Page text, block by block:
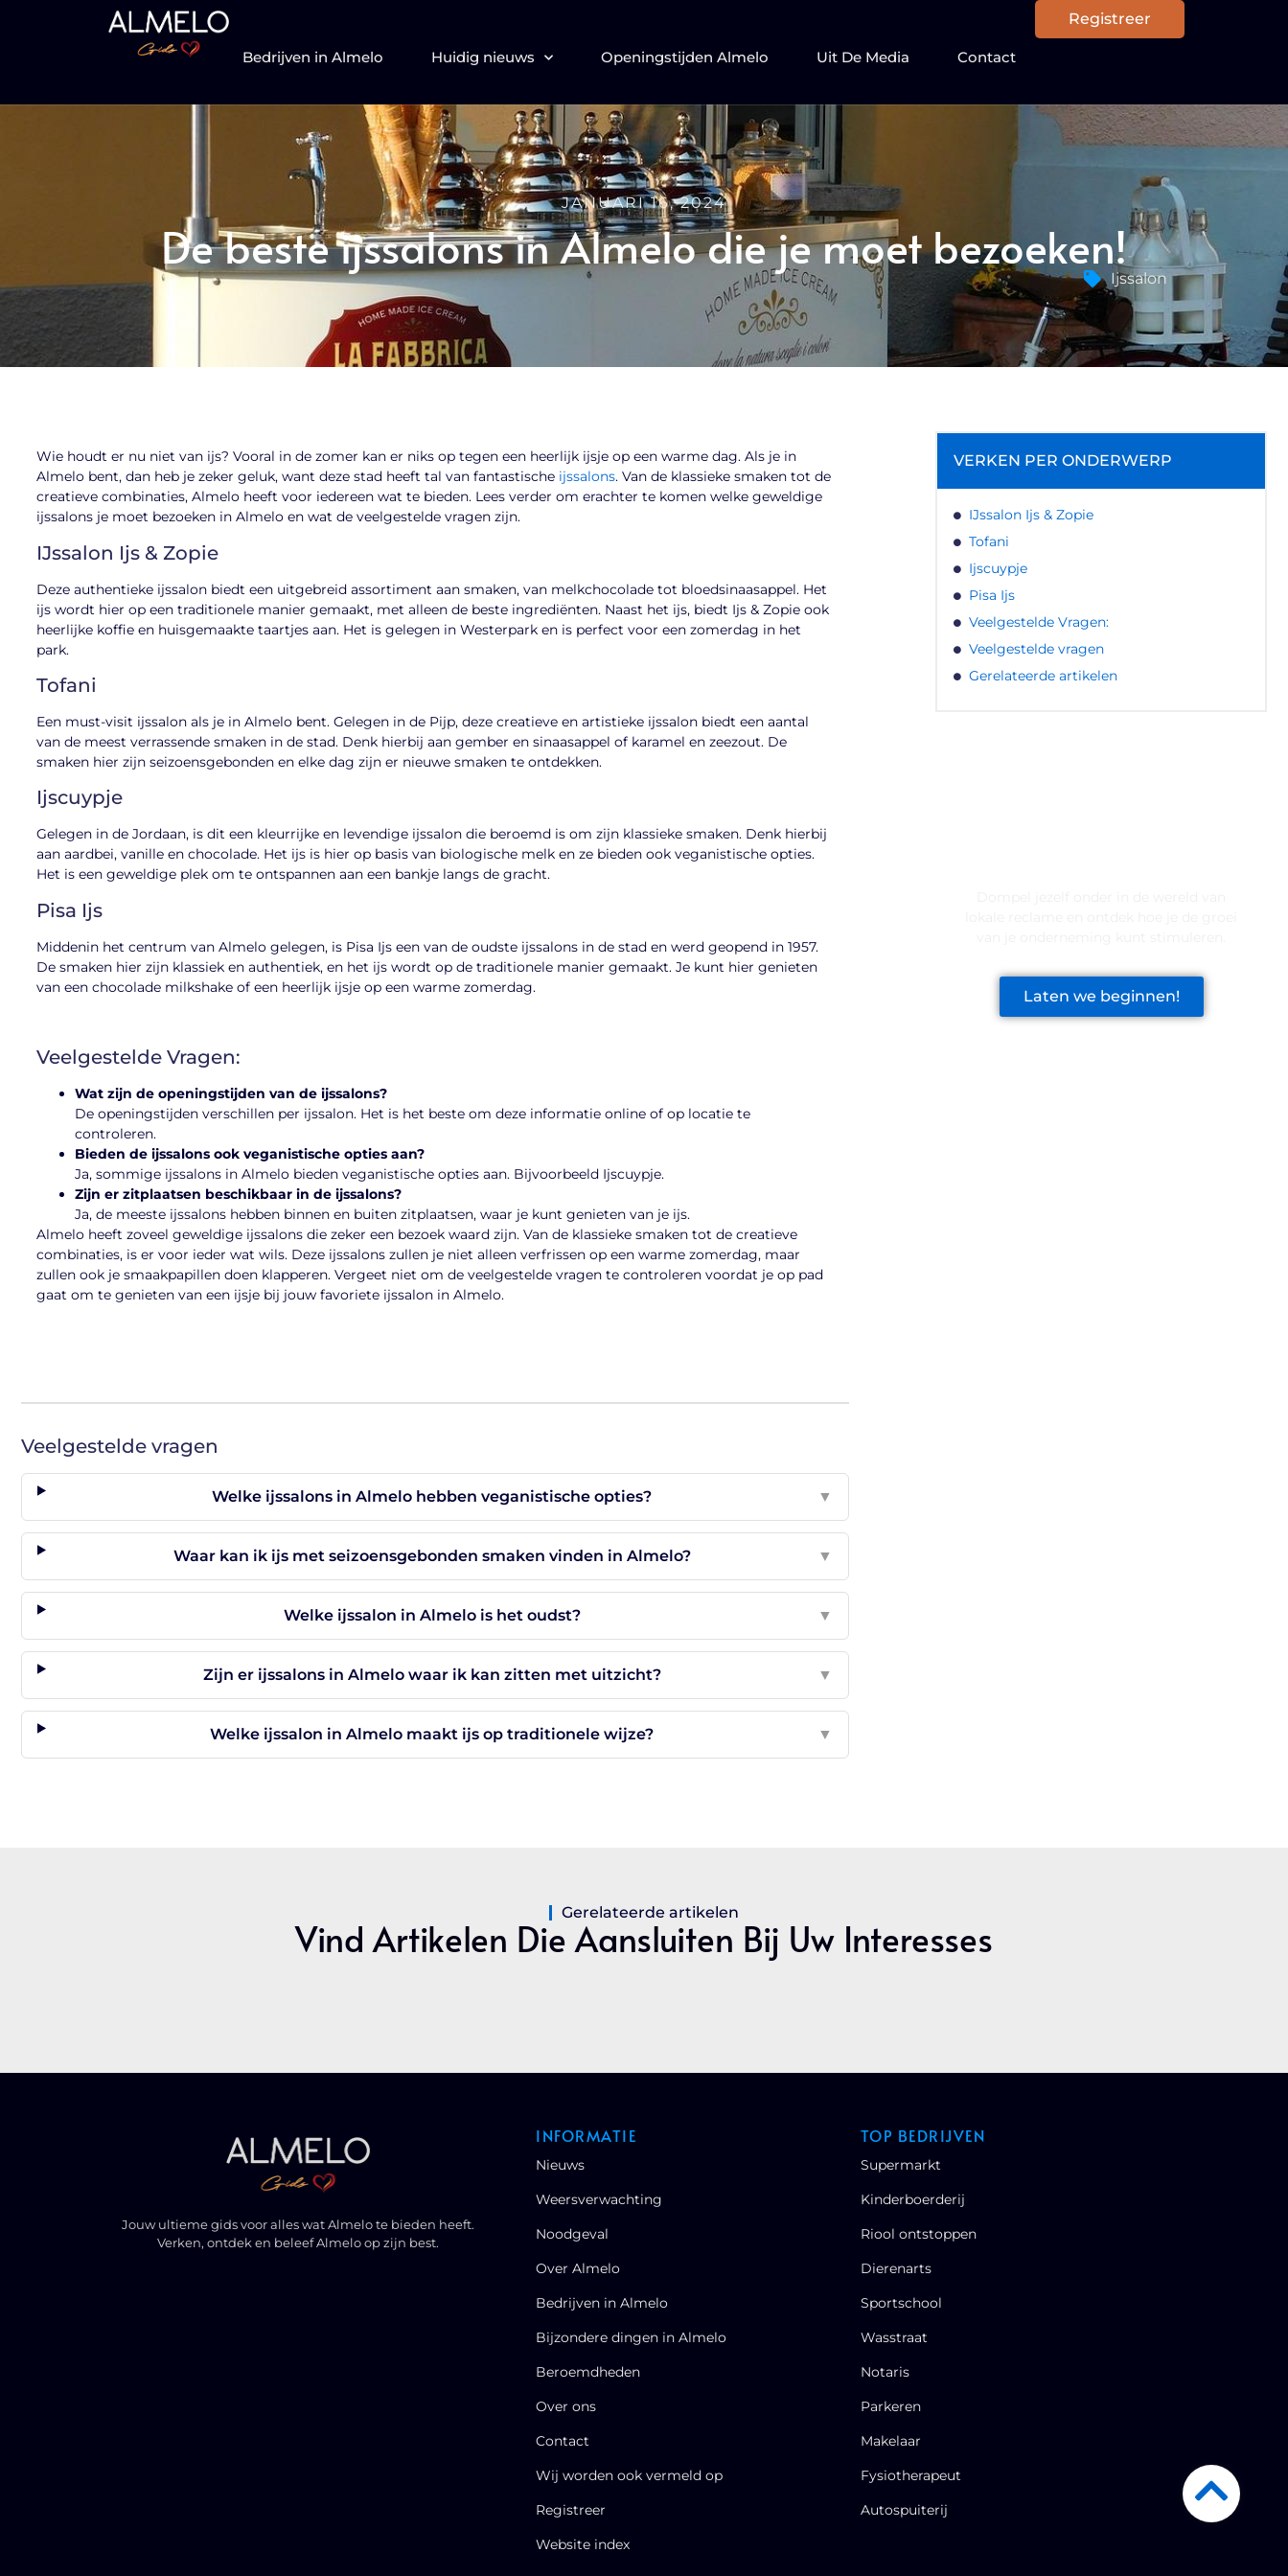
Bedrijven in Almelo Huidig nieuws Openingstijden Almelo Uit De Media Contact
Registreer
JANUARI 16, 2024
De beste ijssalons in Almelo die je moet bezoeken!
Ijssalon
Wie houdt er nu niet van ijs? Vooral in de zomer kan er niks op tegen een heerlijk ijsje op een warme dag. Als je in
Almelo bent, dan heb je zeker geluk, want deze stad heeft tal van fantastische ijssalons. Van de klassieke smaken tot de
creatieve combinaties, Almelo heeft voor iedereen wat te bieden. Lees verder om erachter te komen welke geweldige
ijssalons je moet bezoeken in Almelo en wat de veelgestelde vragen zijn.
IJssalon Ijs & Zopie
Deze authentieke ijssalon biedt een uitgebreid assortiment aan smaken, van melkchocolade tot bloedsinaasappel. Het
ijs wordt hier op een traditionele manier gemaakt, met alleen de beste ingrediënten. Naast het ijs, biedt Ijs & Zopie ook
heerlijke koffie en huisgemaakte taartjes aan. Het is gelegen in Westerpark en is perfect voor een zomerdag in het
park.
Tofani
Een must-visit ijssalon als je in Almelo bent. Gelegen in de Pijp, deze creatieve en artistieke ijssalon biedt een aantal
van de meest verrassende smaken in de stad. Denk hierbij aan gember en sinaasappel of karamel en zeezout. De
smaken hier zijn seizoensgebonden en elke dag zijn er nieuwe smaken te ontdekken.
Ijscuypje
Gelegen in de Jordaan, is dit een kleurrijke en levendige ijssalon die beroemd is om zijn klassieke smaken. Denk hierbij
aan aardbei, vanille en chocolade. Het ijs is hier op basis van biologische melk en ze bieden ook veganistische opties.
Het is een geweldige plek om te ontspannen aan een bankje langs de gracht.
Pisa Ijs
Middenin het centrum van Almelo gelegen, is Pisa Ijs een van de oudste ijssalons in de stad en werd geopend in 1957.
De smaken hier zijn klassiek en authentiek, en het ijs wordt op de traditionele manier gemaakt. Je kunt hier genieten
van een chocolade milkshake of een heerlijk ijsje op een warme zomerdag.
Veelgestelde Vragen:
Wat zijn de openingstijden van de ijssalons?
De openingstijden verschillen per ijssalon. Het is het beste om deze informatie online of op locatie te
controleren.
Bieden de ijssalons ook veganistische opties aan?
Ja, sommige ijssalons in Almelo bieden veganistische opties aan. Bijvoorbeeld Ijscuypje.
Zijn er zitplaatsen beschikbaar in de ijssalons?
Ja, de meeste ijssalons hebben binnen en buiten zitplaatsen, waar je kunt genieten van je ijs.
Almelo heeft zoveel geweldige ijssalons die zeker een bezoek waard zijn. Van de klassieke smaken tot de creatieve
combinaties, is er voor ieder wat wils. Deze ijssalons zullen je niet alleen verfrissen op een warme zomerdag, maar
zullen ook je smaakpapillen doen klapperen. Vergeet niet om de veelgestelde vragen te controleren voordat je op pad
gaat om te genieten van een ijsje bij jouw favoriete ijssalon in Almelo.
Veelgestelde vragen
Welke ijssalons in Almelo hebben veganistische opties? ▼
Waar kan ik ijs met seizoensgebonden smaken vinden in Almelo? ▼
Welke ijssalon in Almelo is het oudst? ▼
Zijn er ijssalons in Almelo waar ik kan zitten met uitzicht? ▼
Welke ijssalon in Almelo maakt ijs op traditionele wijze? ▼
VERKEN PER ONDERWERP
IJssalon Ijs & Zopie
Tofani
Ijscuypje
Pisa Ijs
Veelgestelde Vragen:
Veelgestelde vragen
Gerelateerde artikelen
Laten we beginnen!
Gerelateerde artikelen
Vind Artikelen Die Aansluiten Bij Uw Interesses
Jouw ultieme gids voor alles wat Almelo te bieden heeft.
Verken, ontdek en beleef Almelo op zijn best.
INFORMATIE
Nieuws
Weersverwachting
Noodgeval
Over Almelo
Bedrijven in Almelo
Bijzondere dingen in Almelo
Beroemdheden
Over ons
Contact
Wij worden ook vermeld op
Registreer
Website index
TOP BEDRIJVEN
Supermarkt
Kinderboerderij
Riool ontstoppen
Dierenarts
Sportschool
Wasstraat
Notaris
Parkeren
Makelaar
Fysiotherapeut
Autospuiterij